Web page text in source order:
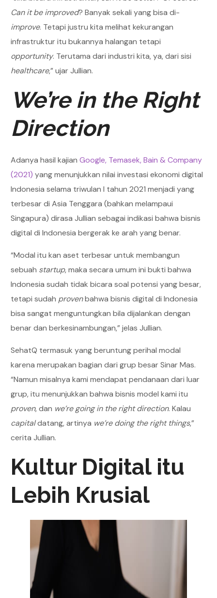
Can it be improved? Banyak sekali yang bisa di-
improve. Tetapi justru kita melihat kekurangan
infrastruktur itu bukannya halangan tetapi
opportunity. Terutama dari industri kita, ya, dari sisi
healthcare,” ujar Jullian.
We’re in the Right
Direction
Adanya hasil kajianGoogle, Temasek, Bain & Company
(2021) yang menunjukkan nilai investasi ekonomi digital
Indonesia selama triwulan I tahun 2021 menjadi yang
terbesar di Asia Tenggara (bahkan melampaui
Singapura) dirasa Jullian sebagai indikasi bahwa bisnis
digital di Indonesia bergerak ke arah yang benar.
“Modal itu kan aset terbesar untuk membangun
sebuah startup, maka secara umum ini bukti bahwa
Indonesia sudah tidak bicara soal potensi yang besar,
tetapi sudah provenbahwa bisnis digital di Indonesia
bisa sangat menguntungkan bila dijalankan dengan
benar dan berkesinambungan,” jelas Jullian.
SehatQ termasuk yang beruntung perihal modal
karena merupakan bagian dari grup besar Sinar Mas.
“Namun misalnya kami mendapat pendanaan dari luar
grup, itu menunjukkan bahwa bisnis model kami itu
proven, dan we’re going in the right direction. Kalau
capitaldatang, artinya we’re doing the right things,”
cerita Jullian.
Kultur Digital itu
Lebih Krusial